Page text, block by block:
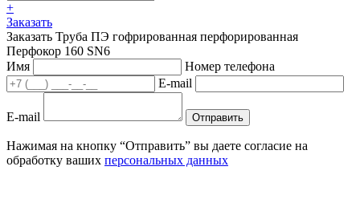
+
Заказать
Заказать Труба ПЭ гофрированная перфорированная
Перфокор 160 SN6
Имя
Номер телефона
E-mail
E-mail Отправить
Нажимая на кнопку “Отправить” вы даете согласие на
обработку ваших персональных данных